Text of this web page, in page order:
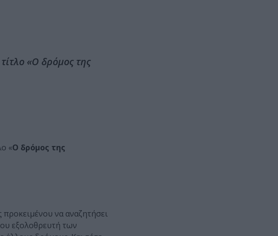
«Ο δρόμος της
«Ο δρόμος της
να αναζητήσει
εξολοθρευτή των